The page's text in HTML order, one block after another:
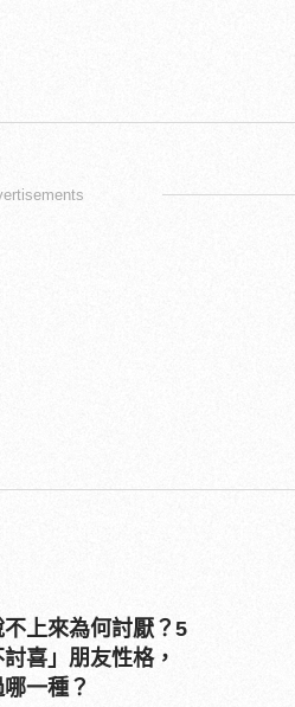
上來為何討厭？5
喜」朋友性格，
一種？